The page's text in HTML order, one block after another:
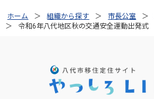
ホーム 組織から探す 市長公室
令和6年八代地区秋の交通安全運動出発式